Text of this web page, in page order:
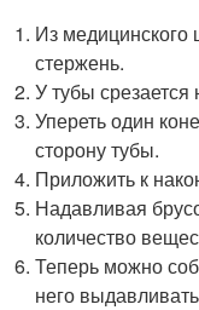
Из
стержень.
У тубы срезается
Упереть один
сторону тубы.
Приложить к
Надавливая
количество
Теперь можно
него